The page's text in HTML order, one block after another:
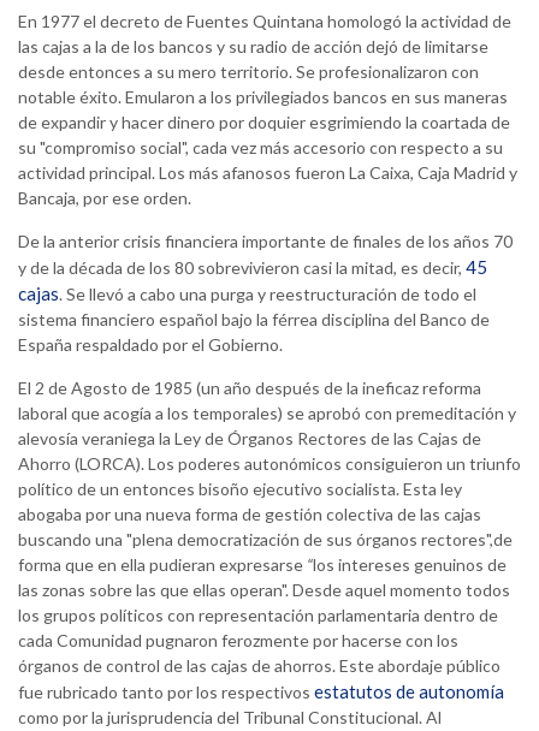
En 1977 el decreto de Fuentes Quintana homologó la actividad de
las cajas a la de los bancos y su radio de acción dejó de limitarse
desde entonces a su mero territorio. Se profesionalizaron con
notable éxito. Emularon a los privilegiados bancos en sus maneras
de expandir y hacer dinero por doquier esgrimiendo la coartada de
su "compromiso social", cada vez más accesorio con respecto a su
actividad principal. Los más afanosos fueron La Caixa, Caja Madrid y
Bancaja, por ese orden.
De la anterior crisis financiera importante de finales de los años 70
y de la década de los 80 sobrevivieron casi la mitad, es decir, 45
cajas. Se llevó a cabo una purga y reestructuración de todo el
sistema financiero español bajo la férrea disciplina del Banco de
España respaldado por el Gobierno.
El 2 de Agosto de 1985 (un año después de la ineficaz reforma
laboral que acogía a los temporales) se aprobó con premeditación y
alevosía veraniega la Ley de Órganos Rectores de las Cajas de
Ahorro (LORCA). Los poderes autonómicos consiguieron un triunfo
político de un entonces bisoño ejecutivo socialista. Esta ley
abogaba por una nueva forma de gestión colectiva de las cajas
buscando una "plena democratización de sus órganos rectores",de
forma que en ella pudieran expresarse “los intereses genuinos de
las zonas sobre las que ellas operan". Desde aquel momento todos
los grupos políticos con representación parlamentaria dentro de
cada Comunidad pugnaron ferozmente por hacerse con los
órganos de control de las cajas de ahorros. Este abordaje público
fue rubricado tanto por los respectivos estatutos de autonomía
como por la jurisprudencia del Tribunal Constitucional. Al